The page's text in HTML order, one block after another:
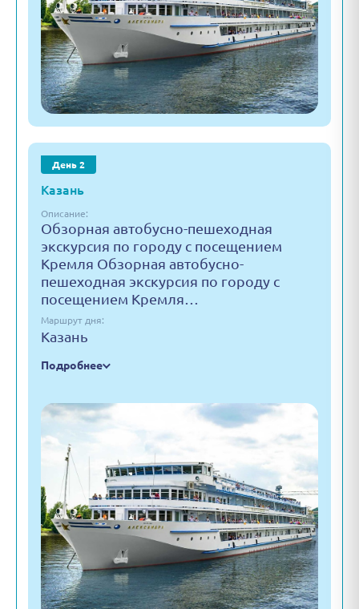
День 2
Казань
Описание:
Обзорная автобусно-пешеходная
экскурсия по городу с посещением
Кремля Обзорная автобусно-
пешеходная экскурсия по городу с
посещением Кремля…
Маршрут дня:
Казань
Подробнее